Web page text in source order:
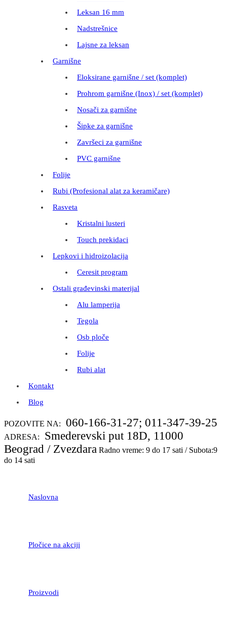
Leksan 16 mm
Nadstrešnice
Lajsne za leksan
Garnišne
Eloksirane garnišne / set (komplet)
Prohrom garnišne (Inox) / set (komplet)
Nosači za garnišne
Šipke za garnišne
Završeci za garnišne
PVC garnišne
Folije
Rubi (Profesional alat za keramičare)
Rasveta
Kristalni lusteri
Touch prekidaci
Lepkovi i hidroizolacija
Ceresit program
Ostali građevinski materijal
Alu lamperija
Tegola
Osb ploče
Folije
Rubi alat
Kontakt
Blog
POZOVITE NA: 060-166-31-27; 011-347-39-25
ADRESA:
Smederevski put 18D, 11000
Beograd / Zvezdara Radno vreme: 9 do 17 sati / Subota:9
do 14 sati
Naslovna
Pločice na akciji
Proizvodi